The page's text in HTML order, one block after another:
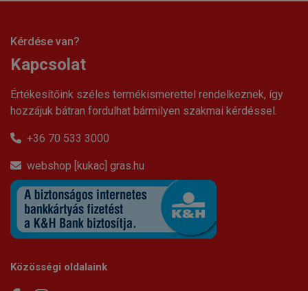
Kérdése van?
Kapcsolat
Értékesítőink széles termékismerettel rendelkeznek, így
hozzájuk bátran fordulhat bármilyen szakmai kérdéssel.
+36 70 533 3000
webshop [kukac] gras.hu
Közösségi oldalaink